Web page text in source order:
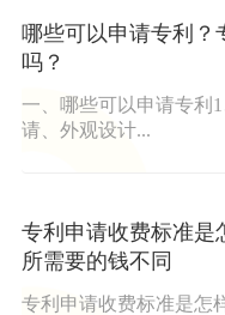
哪些可以申请专利？
吗？
一、哪些可以申请专利
请、外观设计...
专利申请收费标准是
所需要的钱不同
专利申请收费标准是怎